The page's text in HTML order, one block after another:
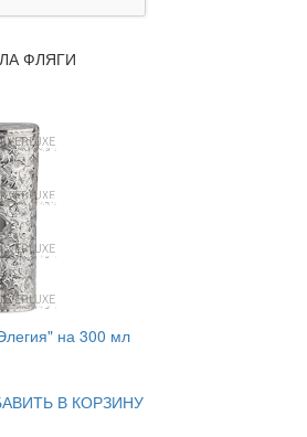
ФЛЯГИ
на 300 мл
В КОРЗИНУ